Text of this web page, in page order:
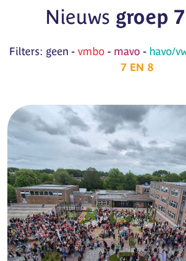
Nieuws groep
Filters: geen - vmbo - mavo - havo/
7 EN 8